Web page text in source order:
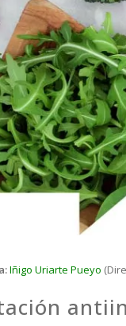
Iñigo Uriarte Pueyo